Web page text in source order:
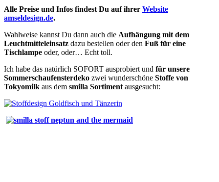
Alle Preise und Infos findest Du auf ihrer Website
amseldesign.de.
Wahlweise kannst Du dann auch die Aufhängung mit dem
Leuchtmitteleinsatz dazu bestellen oder den Fuß für eine
Tischlampe oder, oder… Echt toll.
Ich habe das natürlich SOFORT ausprobiert und für unsere
Sommerschaufensterdeko zwei wunderschöne Stoffe von
Tokyomilk aus dem smilla Sortiment ausgesucht: